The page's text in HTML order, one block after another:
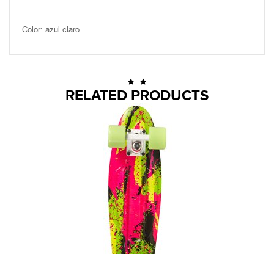
Color: azul claro.
RELATED PRODUCTS